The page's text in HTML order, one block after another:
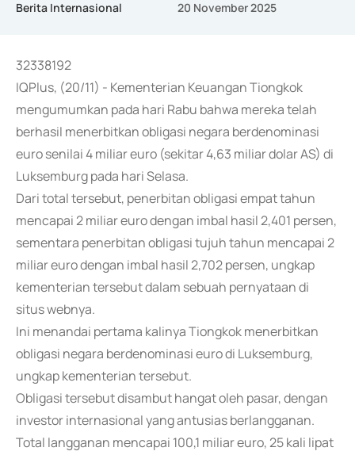
Berita Internasional 20 November 2025
32338192
IQPlus, (20/11) - Kementerian Keuangan Tiongkok
mengumumkan pada hari Rabu bahwa mereka telah
berhasil menerbitkan obligasi negara berdenominasi
euro senilai 4 miliar euro (sekitar 4,63 miliar dolar AS) di
Luksemburg pada hari Selasa.
Dari total tersebut, penerbitan obligasi empat tahun
mencapai 2 miliar euro dengan imbal hasil 2,401 persen,
sementara penerbitan obligasi tujuh tahun mencapai 2
miliar euro dengan imbal hasil 2,702 persen, ungkap
kementerian tersebut dalam sebuah pernyataan di
situs webnya.
Ini menandai pertama kalinya Tiongkok menerbitkan
obligasi negara berdenominasi euro di Luksemburg,
ungkap kementerian tersebut.
Obligasi tersebut disambut hangat oleh pasar, dengan
investor internasional yang antusias berlangganan.
Total langganan mencapai 100,1 miliar euro, 25 kali lipat